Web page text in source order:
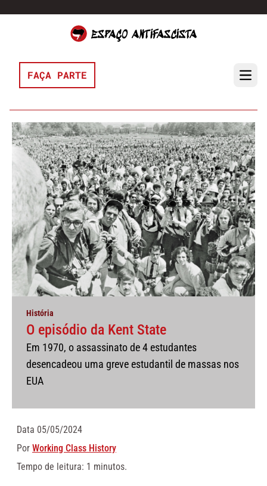
FAÇA PARTE Open
História
O episódio da Kent State
Em 1970, o assassinato de 4 estudantes
desencadeou uma greve estudantil de massas nos
EUA
Data 05/05/2024
Por Working Class History
Tempo de leitura: 1 minutos.